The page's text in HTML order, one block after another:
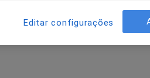
disponível
Editar configurações